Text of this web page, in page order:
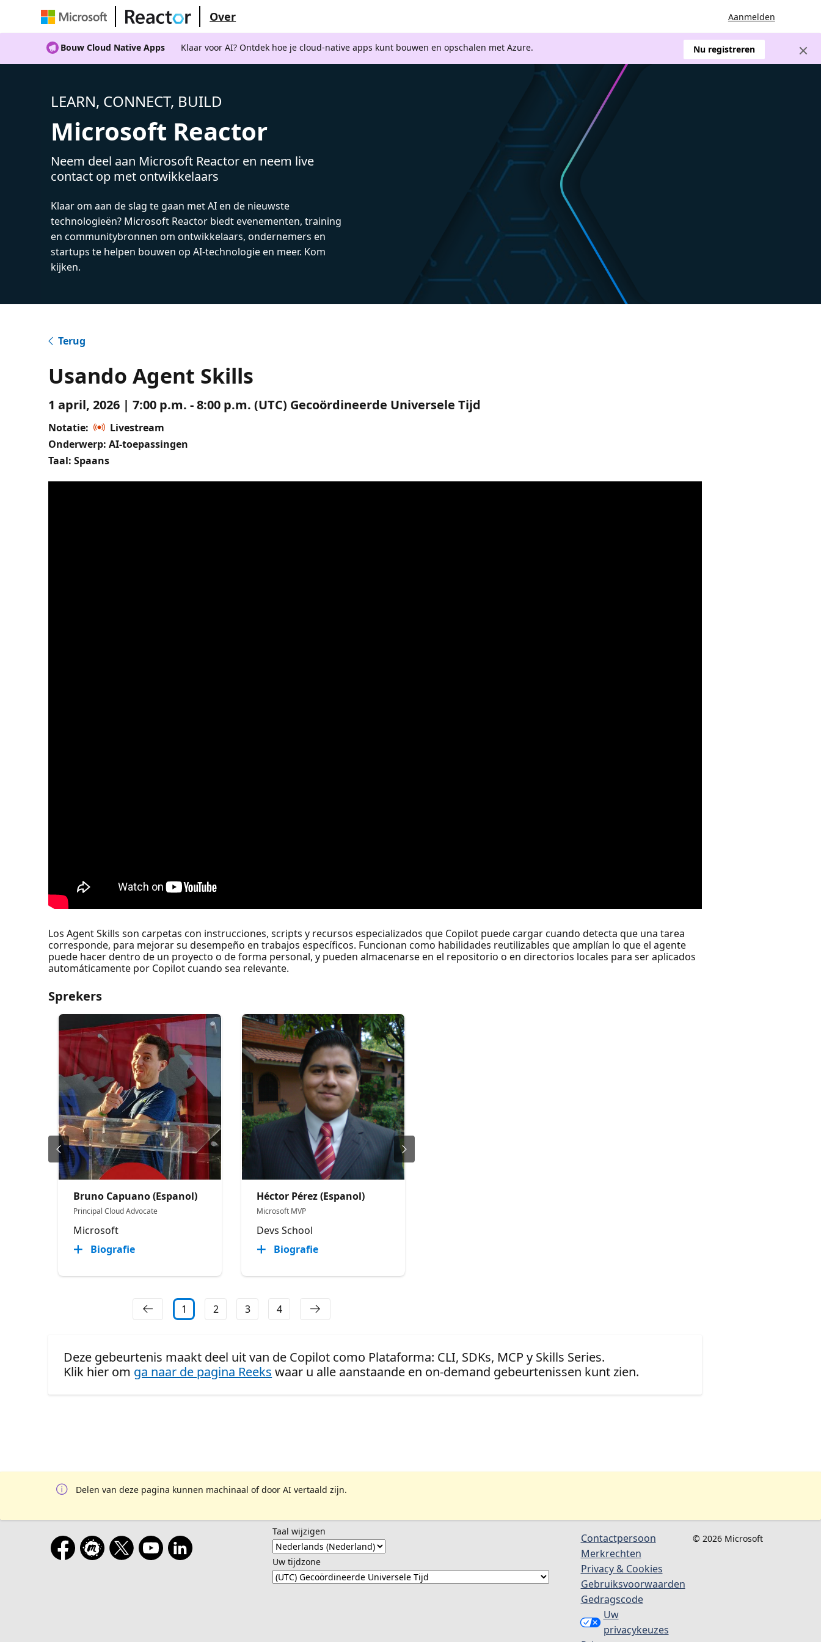
Over Aanmelden
Bouw Cloud Native Apps Klaar voor AI? Ontdek hoe je cloud-native apps kunt bouwen en opschalen met Azure. Nu registreren
LEARN, CONNECT, BUILD
Microsoft Reactor
Neem deel aan Microsoft Reactor en neem live
contact op met ontwikkelaars
Klaar om aan de slag te gaan met AI en de nieuwste
technologieën? Microsoft Reactor biedt evenementen, training
en communitybronnen om ontwikkelaars, ondernemers en
startups te helpen bouwen op AI-technologie en meer. Kom
kijken.
Terug
Usando Agent Skills
1 april, 2026 | 7:00 p.m. - 8:00 p.m. (UTC) Gecoördineerde Universele Tijd
Notatie:
Livestream
Onderwerp: AI-toepassingen
Taal: Spaans
Los Agent Skills son carpetas con instrucciones, scripts y recursos especializados que Copilot puede cargar cuando detecta que una tarea
corresponde, para mejorar su desempeño en trabajos específicos. Funcionan como habilidades reutilizables que amplían lo que el agente
puede hacer dentro de un proyecto o de forma personal, y pueden almacenarse en el repositorio o en directorios locales para ser aplicados
automáticamente por Copilot cuando sea relevante.
Sprekers
Bruno Capuano (Espanol)
Principal Cloud Advocate
Microsoft
Biografie
Héctor Pérez (Espanol)
Microsoft MVP
Devs School
Biografie
1 2 3 4
Deze gebeurtenis maakt deel uit van de Copilot como Plataforma: CLI, SDKs, MCP y Skills Series.
Klik hier om ga naar de pagina Reeks waar u alle aanstaande en on-demand gebeurtenissen kunt zien.
Delen van deze pagina kunnen machinaal of door AI vertaald zijn.
Taal wijzigen
Uw tijdzone
Contactpersoon
Merkrechten
Privacy & Cookies
Gebruiksvoorwaarden
Gedragscode
Uw
privacykeuzes
© 2026 Microsoft